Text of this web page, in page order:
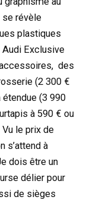
se révèle
plastiques
Exclusive
des
(2 300 €
(3 990
à 590 € ou
le prix de
s’attend à
dois être un
délier pour
de sièges